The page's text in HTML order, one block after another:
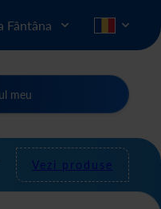
Fântâna
meu
Vezi produse